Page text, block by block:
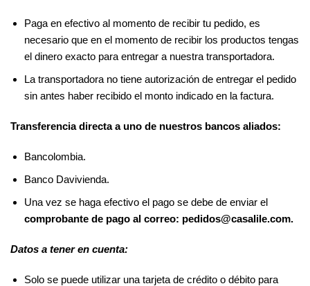
Paga en efectivo al momento de recibir tu pedido, es
necesario que en el momento de recibir los productos tengas
el dinero exacto para entregar a nuestra transportadora.
La transportadora no tiene autorización de entregar el pedido
sin antes haber recibido el monto indicado en la factura.
Transferencia directa a uno de nuestros bancos aliados:
Bancolombia.
Banco Davivienda.
Una vez se haga efectivo el pago se debe de enviar el
comprobante de pago al correo: pedidos@casalile.com.
Datos a tener en cuenta:
Solo se puede utilizar una tarjeta de crédito o débito para